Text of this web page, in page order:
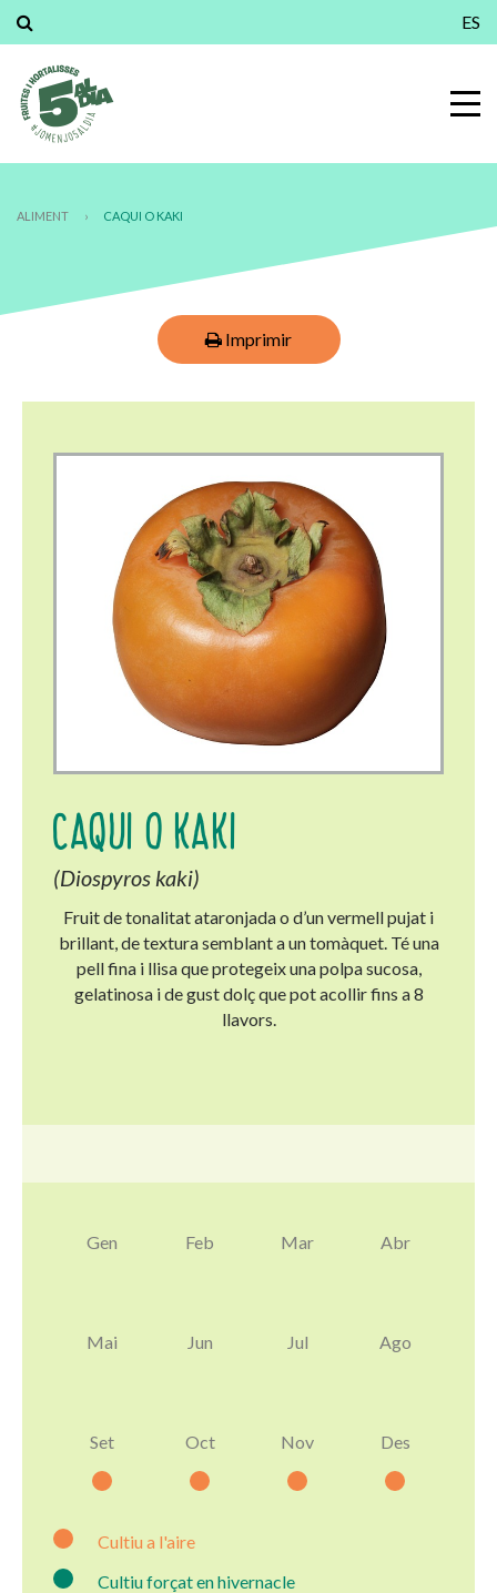
ES
ALIMENT › CAQUI O KAKI
Imprimir
CAQUI O KAKI
(Diospyros kaki)
Fruit de tonalitat ataronjada o d’un vermell pujat i
brillant, de textura semblant a un tomàquet. Té una
pell fina i llisa que protegeix una polpa sucosa,
gelatinosa i de gust dolç que pot acollir fins a 8
llavors.
Gen Feb Mar Abr
Mai Jun Jul Ago
Set Oct Nov Des
Cultiu a l'aire
Cultiu forçat en hivernacle